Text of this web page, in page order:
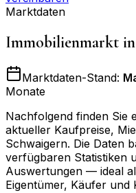
Marktdaten
Immobilienmarkt in
Marktdaten-Stand:
Monate
Nachfolgend finden Sie
aktueller Kaufpreise,
Schwaigern. Die Daten
verfügbaren Statistiken
Auswertungen — ideal
Eigentümer, Käufer und